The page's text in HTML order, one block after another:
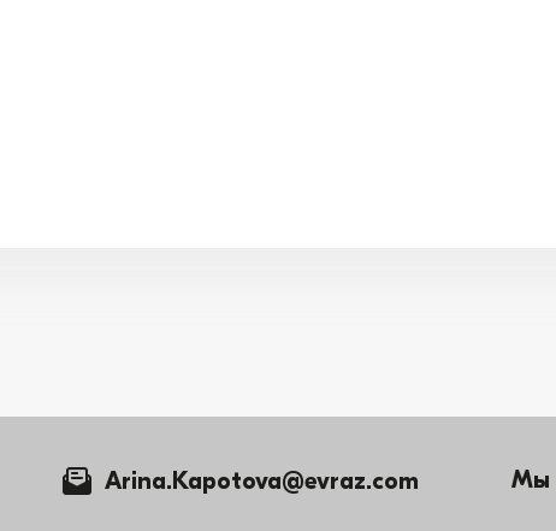
Arina.Kapotova@evraz.com Мы